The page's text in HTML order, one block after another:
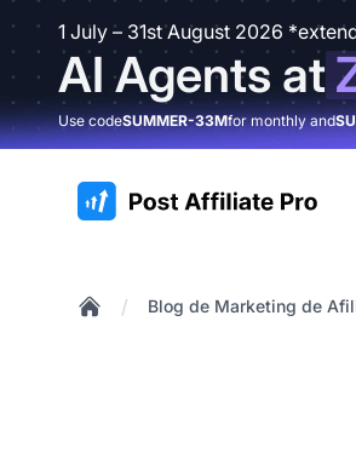
1 July – 31st August 2026
AI Agents at
Use codeSUMMER-33Mfor monthly and
:site.title
/ Blog de Marketing de